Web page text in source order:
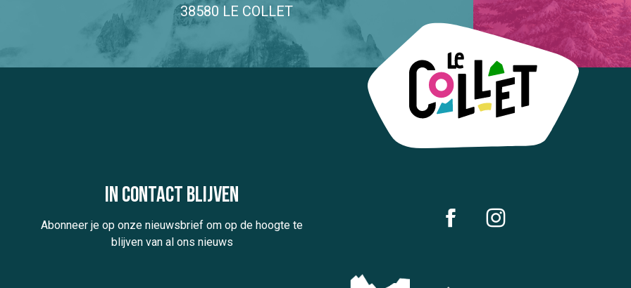
38580 LE COLLET
In contact blijven
Abonneer je op onze nieuwsbrief om op de hoogte te
blijven van al ons nieuws